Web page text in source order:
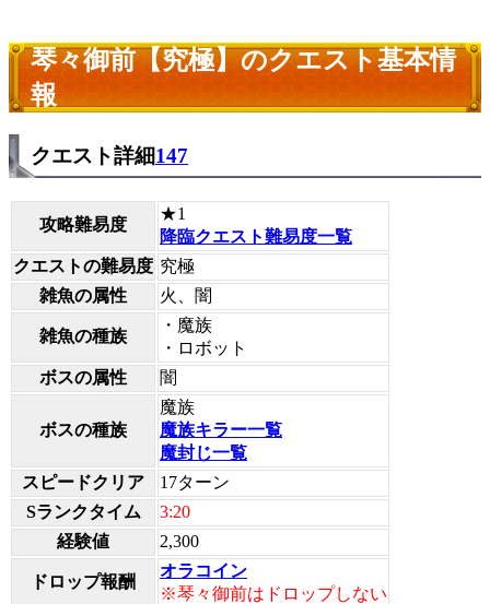
琴々御前【究極】のクエスト基本情
報
クエスト詳細147
攻略難易度
★1
降臨クエスト難易度一覧
クエストの難易度 究極
雑魚の属性
火、闇
雑魚の種族
・魔族
・ロボット
ボスの属性
闇
ボスの種族
魔族
魔族キラー一覧
魔封じ一覧
スピードクリア
17ターン
Sランクタイム
3:20
経験値
2,300
ドロップ報酬
オラコイン
※琴々御前はドロップしない